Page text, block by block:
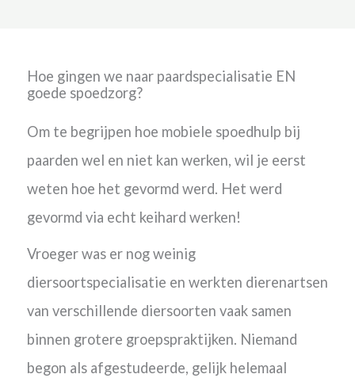
Hoe gingen we naar paardspecialisatie EN
goede spoedzorg?
Om te begrijpen hoe mobiele spoedhulp bij
paarden wel en niet kan werken, wil je eerst
weten hoe het gevormd werd. Het werd
gevormd via echt keihard werken!
Vroeger was er nog weinig
diersoortspecialisatie en werkten dierenartsen
van verschillende diersoorten vaak samen
binnen grotere groepspraktijken. Niemand
begon als afgestudeerde, gelijk helemaal